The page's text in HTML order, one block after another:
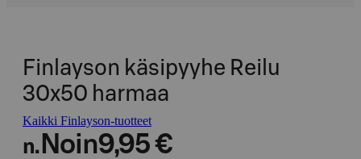
Finlayson käsipyyhe Reilu
30x50 harmaa
Kaikki Finlayson-tuotteet
n. Noin9,95 €